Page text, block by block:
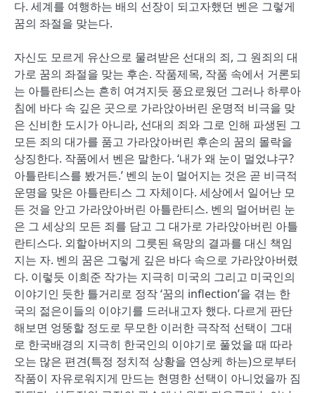
다. 세계를 여행하는 배의 선장이 되고자했던 벤은 그렇게
꿈의 좌절을 맞는다.
자신도 모르게 유산으로 물려받은 선대의 죄, 그 원죄의 대
가로 꿈의 좌절을 맞는 후손. 작품제목, 작품 속에서 거론되
는 아틀란티스는 흔히 여겨지듯 풍요로웠던 그러나 하루아
침에 바다 속 깊은 곳으로 가라앉아버린 운명적 비극을 맞
은 신비한 도시가 아니라, 선대의 죄와 그로 인해 파생된 그
모든 죄의 대가를 품고 가라앉아버린 후손의 꿈의 몰락을
상징한다. 작품에서 벤은 말한다. ‘내가 왜 눈이 멀었냐구?
아틀란티스를 봤거든.’ 벤의 눈이 멀어지는 것은 곧 비극적
운명을 맞은 아틀란티스 그 자체이다. 세상에서 일어난 모
든 것을 안고 가라앉아버린 아틀란티스. 벤의 멀어버린 눈
은 그 세상의 모든 죄를 담고 그 대가로 가라앉아버린 아틀
란티스다. 외할아버지의 그릇된 욕망의 결과를 대신 책임
지는 자. 벤의 꿈은 그렇게 깊은 바다 속으로 가라앉아버렸
다. 이렇듯 이희준 작가는 지극히 미국의 그리고 미국인의
이야기인 듯한 틀거리로 정작 ‘꿈의 inflection’을 겪는 한
국의 젊은이들의 이야기를 드러내고자 했다. 다르게 판단
해보면 엉뚱할 정도로 무모한 이러한 극작적 선택이 그대
로 한국배경의 지극히 한국인의 이야기로 풀었을 때 따라
오는 많은 편견(특정 정치적 상황을 연상케 하는)으로부터
작품이 자유로워지게 만드는 현명한 선택이 아니었을까 짐